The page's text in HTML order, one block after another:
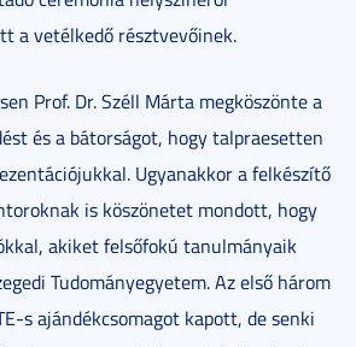
a vetélkedő résztvevőinek.
Prof. Dr. Széll Márta megköszönte a
és a bátorságot, hogy talpraesetten
Ugyanakkor a felkészítő
is köszönetet mondott, hogy
akiket felsőfokú tanulmányaik
Tudományegyetem. Az első három
s ajándékcsomagot kapott, de senki